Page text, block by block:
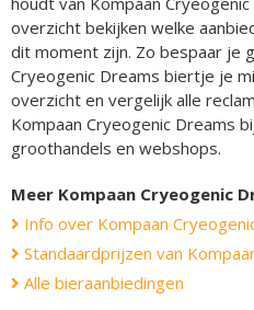
overzicht bekijken welke
dit moment zijn. Zo bespaar je
Cryeogenic Dreams biertje je
overzicht en vergelijk alle
Kompaan Cryeogenic Dreams
groothandels en webshops.
Meer Kompaan Cryeogenic
Info over Kompaan
Standaardprijzen van
Alle bieraanbiedingen